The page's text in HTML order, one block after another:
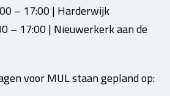
– 17:00 | Harderwijk
– 17:00 | Nieuwerkerk aan de
voor MUL staan gepland op: